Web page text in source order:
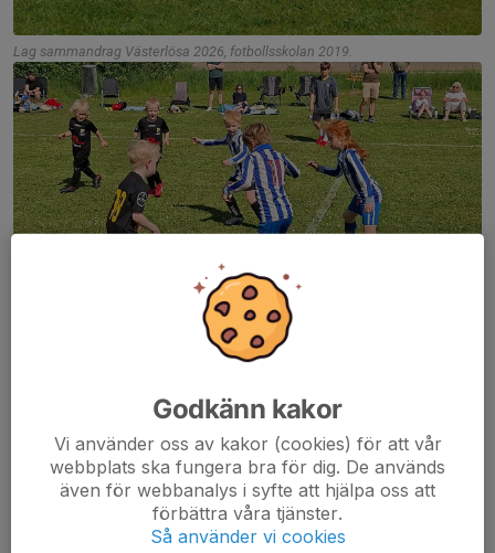
Lag sammandrag Västerlösa 2026, fotbollsskolan 2019.
Härligt sammandrag under söndags förmiddagen i Västerlösa
Gammakil spelade två matcher 3mot3 på små mål [skulle varit
5mot5] 💤
Gammalkil kom ut starkt i båda matcherna och spelade bra
fotboll och hade kanon bra connection (se bild ovan in action)
med varandra! Riktigt kul att se och stå bredvid 😁
Godkänn kakor
Vi använder oss av kakor (cookies) för att vår
webbplats ska fungera bra för dig. De används
även för webbanalys i syfte att hjälpa oss att
förbättra våra tjänster.
Så använder vi cookies